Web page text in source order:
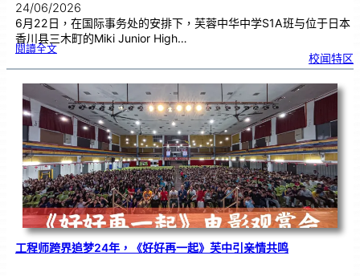
24/06/2026
6月22日，在国际事务处的安排下，芙蓉中华中学S1A班与位于日本
香川县三木町的Miki Junior High…
閱讀全文:芙
日
友
校
线
上
流
|传
统
游
戏
连
结
跨
国
友
谊
校闻特区
工程师跨界追梦24年，《好好再一起》芙中引亲情共鸣